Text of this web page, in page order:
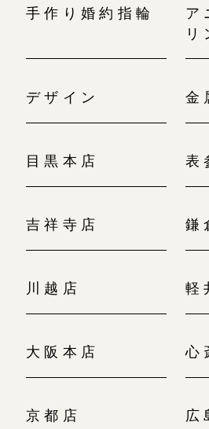
手作り婚約指輪
ア
リ
デザイン 金
目黒本店 表
吉祥寺店 鎌
川越店 軽
大阪本店 心
京都店 広